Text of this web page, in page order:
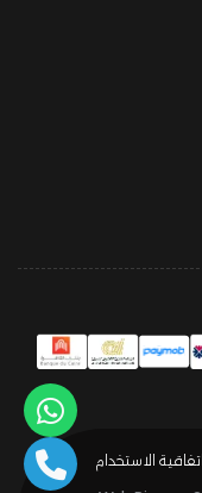
اتفاقية الاستخدام